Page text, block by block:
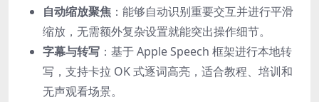
自动缩放聚焦 ：能够自动识别重要交互并进行平滑
缩放，无需额外复杂设置就能突出操作细节。
字幕与转写 ：基于 Apple Speech 框架进行本地转
写，支持卡拉 OK 式逐词高亮，适合教程、培训和
无声观看场景。